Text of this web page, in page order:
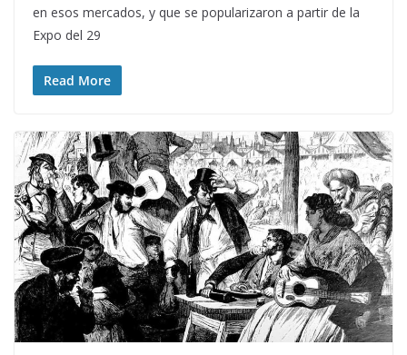
en esos mercados, y que se popularizaron a partir de la
Expo del 29
Read More